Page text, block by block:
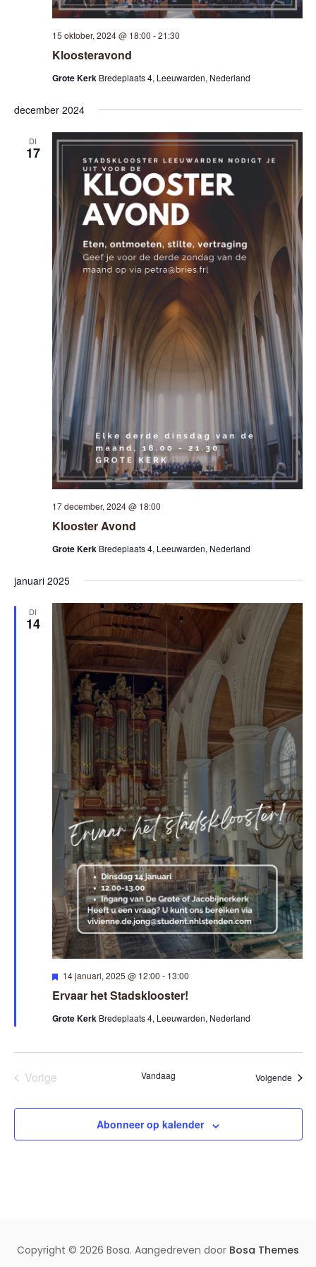
Kloosteravond
15 oktober, 2024 @ 18:00 -21:30
Grote Kerk Bredeplaats 4, Leeuwarden, Nederland
december 2024
DI
17
Klooster Avond
17 december, 2024 @ 18:00
Grote Kerk Bredeplaats 4, Leeuwarden, Nederland
januari 2025
DI
14
Ervaar het Stadsklooster!
U
t
e
c
14 januari, 2025 @ 12:00 - 13:00
Grote Kerk Bredeplaats 4, Leeuwarden, Nederland
Vorige
Vandaag Volgende
Abonneer op kalender
Copyright © 2026 Bosa. Aangedreven door Bosa Themes